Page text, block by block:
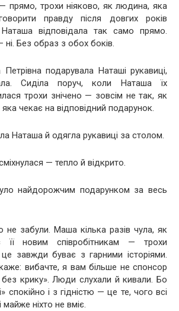
прямо, трохи ніяково, як людина, яка
правду після довгих років
Наташа відповідала так само прямо.
ні. Без образ з обох боків.
подарувала Наташі рукавиці,
Сиділа поруч, коли Наташа їх
трохи знічено — зовсім не так, як
чекає на відповідний подарунок.
Наташа й одягла рукавиці за столом.
— тепло й відкрито.
найдорожчим подарунком за весь
не забули. Маша кілька разів чула, як
її новим співробітникам — трохи
завжди буває з гарними історіями.
вибачте, я вам більше не спонсор
без крику». Люди слухали й кивали. Бо
спокійно і з гідністю — це те, чого всі
майже ніхто не вміє.